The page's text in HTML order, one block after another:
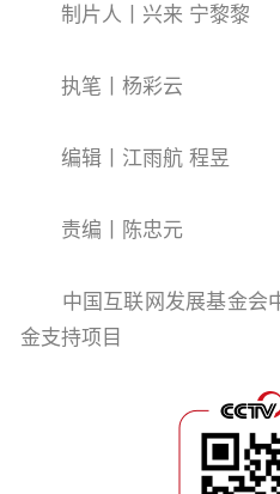
制片人丨兴来 宁黎黎
执笔丨杨彩云
编辑丨江雨航 程昱
责编丨陈忠元
中国互联网发展基金会
金支持项目